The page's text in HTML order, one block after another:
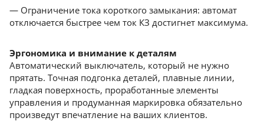
— Ограничение тока короткого замыкания: автомат
отключается быстрее чем ток КЗ достигнет максимума.
Эргономика и внимание к деталям
Автоматический выключатель, который не нужно
прятать. Точная подгонка деталей, плавные линии,
гладкая поверхность, проработанные элементы
управления и продуманная маркировка обязательно
произведут впечатление на ваших клиентов.